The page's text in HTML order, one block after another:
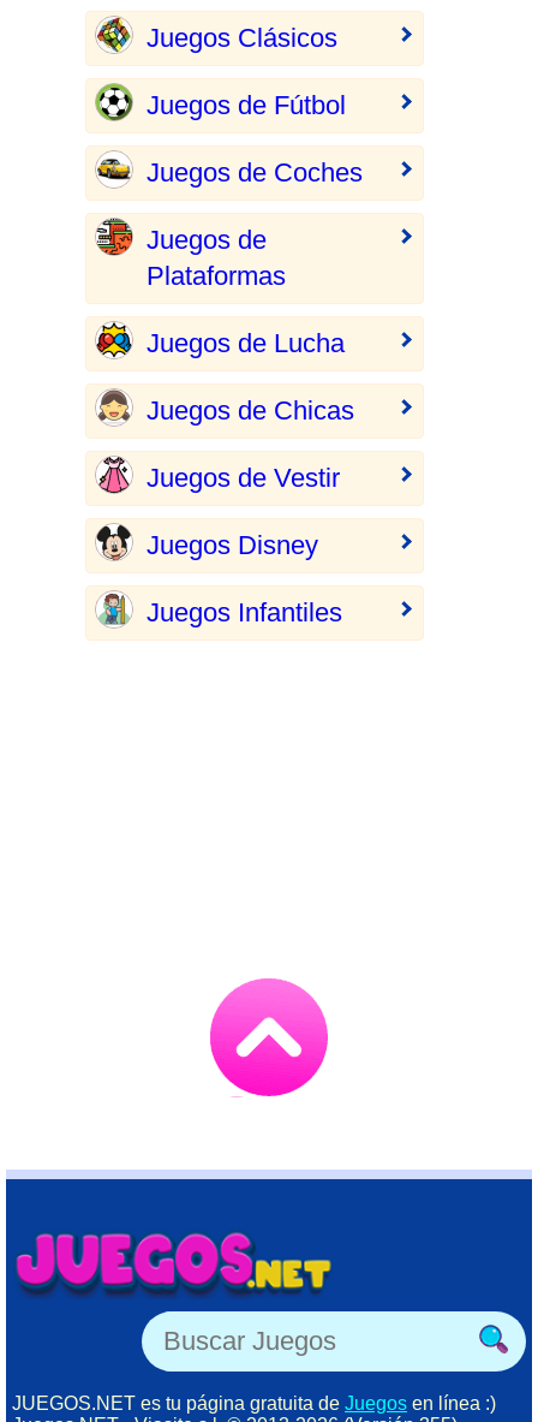
Juegos Clásicos
Juegos de Fútbol
Juegos de Coches
Juegos de
Plataformas
Juegos de Lucha
Juegos de Chicas
Juegos de Vestir
Juegos Disney
Juegos Infantiles
JUEGOS.NET es tu página gratuita de Juegos en línea :)